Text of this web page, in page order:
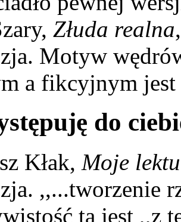
Złuda realna
Motyw
a fikcyjnym jest
do
Kłak, Moje
,,...tworzenie
ta jest ,,z